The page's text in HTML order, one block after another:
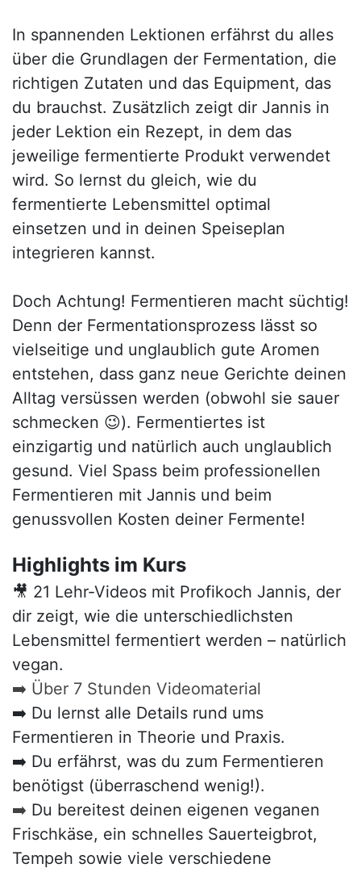
In spannenden Lektionen erfährst du alles
über die Grundlagen der Fermentation, die
richtigen Zutaten und das Equipment, das
du brauchst. Zusätzlich zeigt dir Jannis in
jeder Lektion ein Rezept, in dem das
jeweilige fermentierte Produkt verwendet
wird. So lernst du gleich, wie du
fermentierte Lebensmittel optimal
einsetzen und in deinen Speiseplan
integrieren kannst.
Doch Achtung! Fermentieren macht süchtig!
Denn der Fermentationsprozess lässt so
vielseitige und unglaublich gute Aromen
entstehen, dass ganz neue Gerichte deinen
Alltag versüssen werden (obwohl sie sauer
schmecken 😉). Fermentiertes ist
einzigartig und natürlich auch unglaublich
gesund. Viel Spass beim professionellen
Fermentieren mit Jannis und beim
genussvollen Kosten deiner Fermente!
Highlights im Kurs
🎥 21 Lehr-Videos mit Profikoch Jannis, der
dir zeigt, wie die unterschiedlichsten
Lebensmittel fermentiert werden – natürlich
vegan.
➡️ Über 7 Stunden Videomaterial
➡️ Du lernst alle Details rund ums
Fermentieren in Theorie und Praxis.
➡️ Du erfährst, was du zum Fermentieren
benötigst (überraschend wenig!).
➡️ Du bereitest deinen eigenen veganen
Frischkäse, ein schnelles Sauerteigbrot,
Tempeh sowie viele verschiedene